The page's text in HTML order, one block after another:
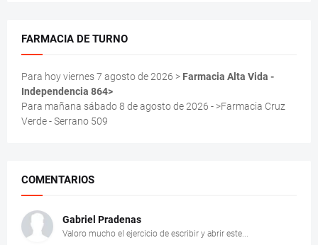
FARMACIA DE TURNO
Para hoy viernes 7 agosto de 2026 > Farmacia Alta Vida -
Independencia 864>
Para mañana sábado 8 de agosto de 2026 - >Farmacia Cruz
Verde - Serrano 509
COMENTARIOS
Gabriel Pradenas
Valoro mucho el ejercicio de escribir y abrir este...